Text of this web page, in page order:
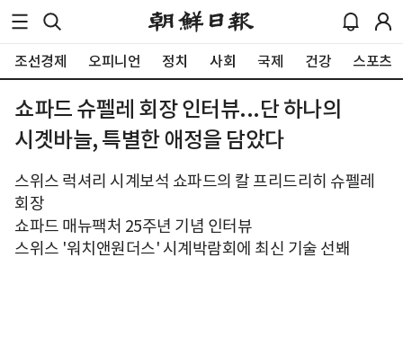
조선경제 오피니언 정치 사회 국제 건강 스포츠
쇼파드 슈펠레 회장 인터뷰...단 하나의
시곗바늘, 특별한 애정을 담았다
스위스 럭셔리 시계보석 쇼파드의 칼 프리드리히 슈펠레
회장
쇼파드 매뉴팩처 25주년 기념 인터뷰
스위스 '워치앤원더스' 시계박람회에 최신 기술 선봬